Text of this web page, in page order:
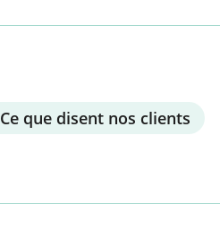
Ce que disent nos clients